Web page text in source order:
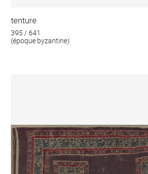
tenture
395 / 641
(époque byzantine)